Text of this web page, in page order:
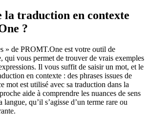
la traduction en contexte
?
» de PROMT.One est votre outil de
qui vous permet de trouver de vrais exemples
Il vous suffit de saisir un mot, et le
en contexte : des phrases issues de
mot est utilisé avec sa traduction dans la
aide à comprendre les nuances de sens
langue, qu’il s’agisse d’un terme rare ou